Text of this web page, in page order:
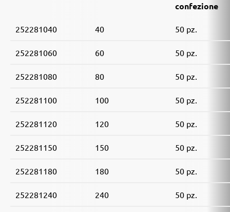
confezione
252281040 40 50 pz.
252281060 60 50 pz.
252281080 80 50 pz.
252281100 100 50 pz.
252281120 120 50 pz.
252281150 150 50 pz.
252281180 180 50 pz.
252281240 240 50 pz.